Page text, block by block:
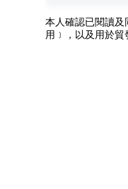
本人確認已閱讀及
用﹞，以及用於貿